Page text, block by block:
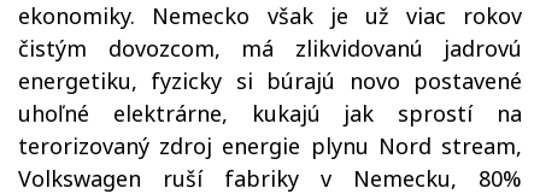
ekonomiky. Nemecko však je už viac rokov
čistým dovozcom, má zlikvidovanú jadrovú
energetiku, fyzicky si búrajú novo postavené
uhoľné elektrárne, kukajú jak sprostí na
terorizovaný zdroj energie plynu Nord stream,
Volkswagen ruší fabriky v Nemecku, 80%